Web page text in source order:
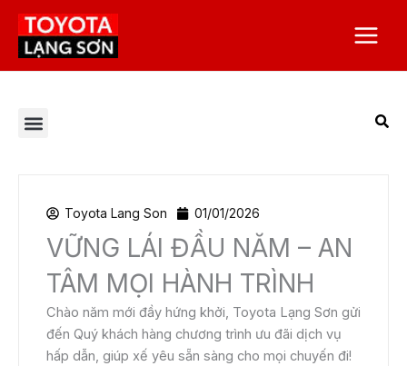
Nhảy
dung
Menu
Toyota Lang Son 01/01/2026
VỮNG LÁI ĐẦU NĂM – AN
TÂM MỌI HÀNH TRÌNH
Chào năm mới đầy hứng khởi, Toyota Lạng Sơn gửi
đến Quý khách hàng chương trình ưu đãi dịch vụ
hấp dẫn, giúp xế yêu sẵn sàng cho mọi chuyến đi!